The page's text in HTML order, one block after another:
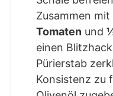
Zusammen mit
Tomatenund
einen
Pürierstab
Konsistenz zu